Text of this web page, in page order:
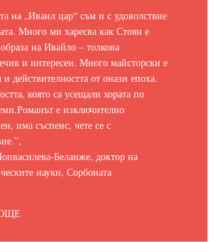
на „Иваил цар“ съм и с удоволствие
Много ми харесва как Стоян е
на Ивайло – толкова
и интересен. Много майсторски е
и действителността от онази епоха.
която са усещали хората по
Романът е изключително
има съспенс, чете се с
”,
Беланже, доктор на
науки, Сорбоната